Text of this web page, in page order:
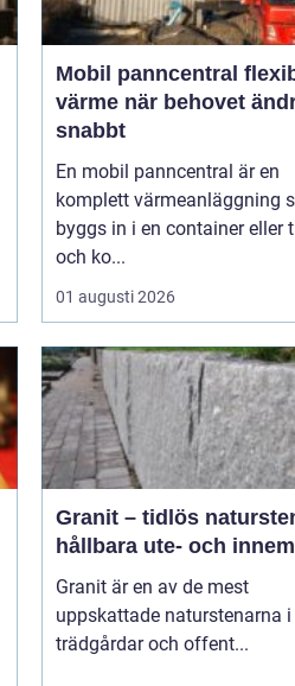
Mobil panncentral flexibel
värme när behovet
snabbt
En mobil panncentral är en
komplett värmeanläggning
byggs in i en container eller
och ko...
01 augusti 2026
Granit – tidlös
hållbara ute- och
Granit är en av de mest
uppskattade naturstenarna i
trädgårdar och offent...